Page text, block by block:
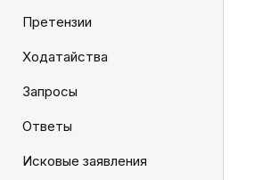
Претензии
Ходатайства
Запросы
Ответы
Исковые заявления